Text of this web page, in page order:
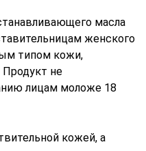
масла
женского
типом кожи,
Продукт не
лицам моложе 18
кожей, а